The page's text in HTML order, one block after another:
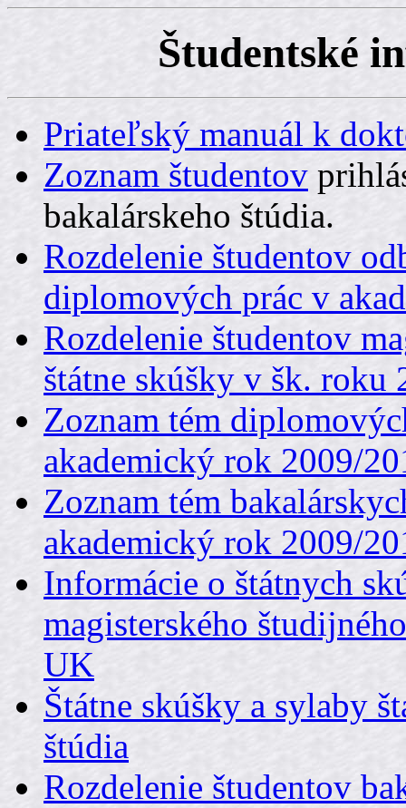
Študentské
Priateľský manuál k
Zoznam študentov
bakalárskeho štúdia.
Rozdelenie študentov
diplomových prác v
Rozdelenie študentov
štátne skúšky v šk. roku
Zoznam tém
akademický rok 2009/
Zoznam tém
akademický rok 2009/
Informácie o štátnych
magisterského
UK
Štátne skúšky a sylaby
štúdia
Rozdelenie študentov